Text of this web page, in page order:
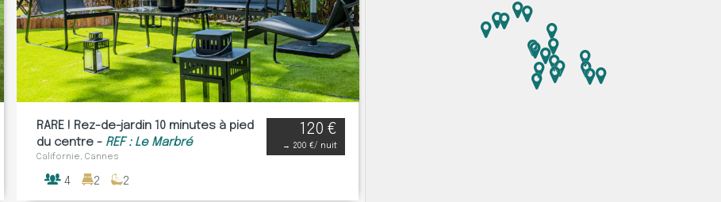
RARE ! Rez-de-jardin 10 minutes à pied
du centre - REF : Le Marbré
Californie, Cannes
120 €
→ 200 €/ nuit
4 2 2